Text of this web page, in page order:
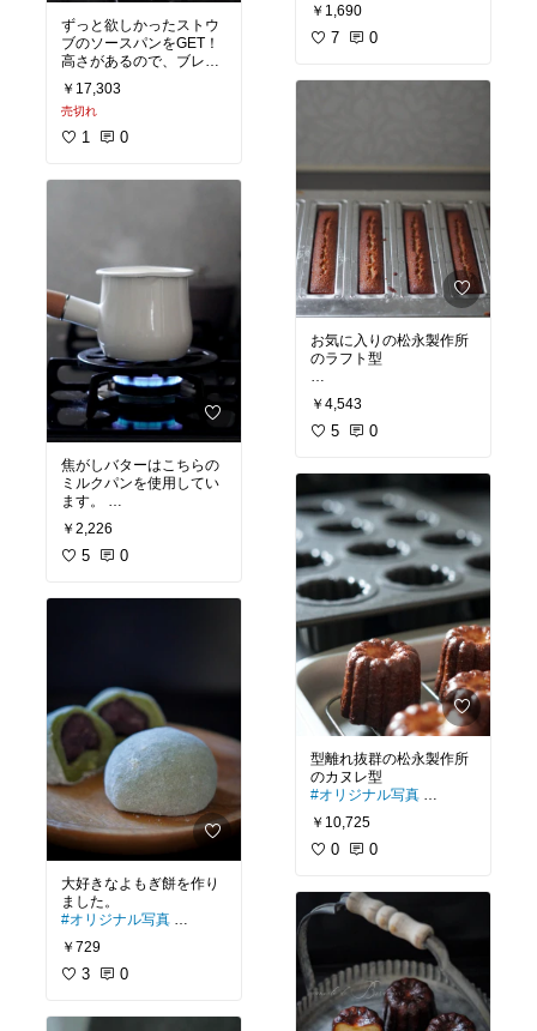
ずっと欲しかったストウ
ブのソースパンをGET！
高さがあるので、ブレン
ダーも余裕で使えます。
#キッチンの相棒
ら便利
もの
￥17,303
売切れ
1 0
焦がしバターはこちらの
ミルクパンを使用してい
#オリジナル写真
ンの相棒
#手作りお菓子
￥2,226
5 0
大好きなよもぎ餅を作り
#オリジナル写真
ェ
￥729
3 0
てます。
真 #ティータイム
￥1,690
7 0
お気に入りの松永製作所
のラフト型
#オリジナル写真
欲しかった
￥4,543
5 0
型離れ抜群の松永製作所
#オリジナル写真
#一生もの
#お菓子作り
￥10,725
0 0